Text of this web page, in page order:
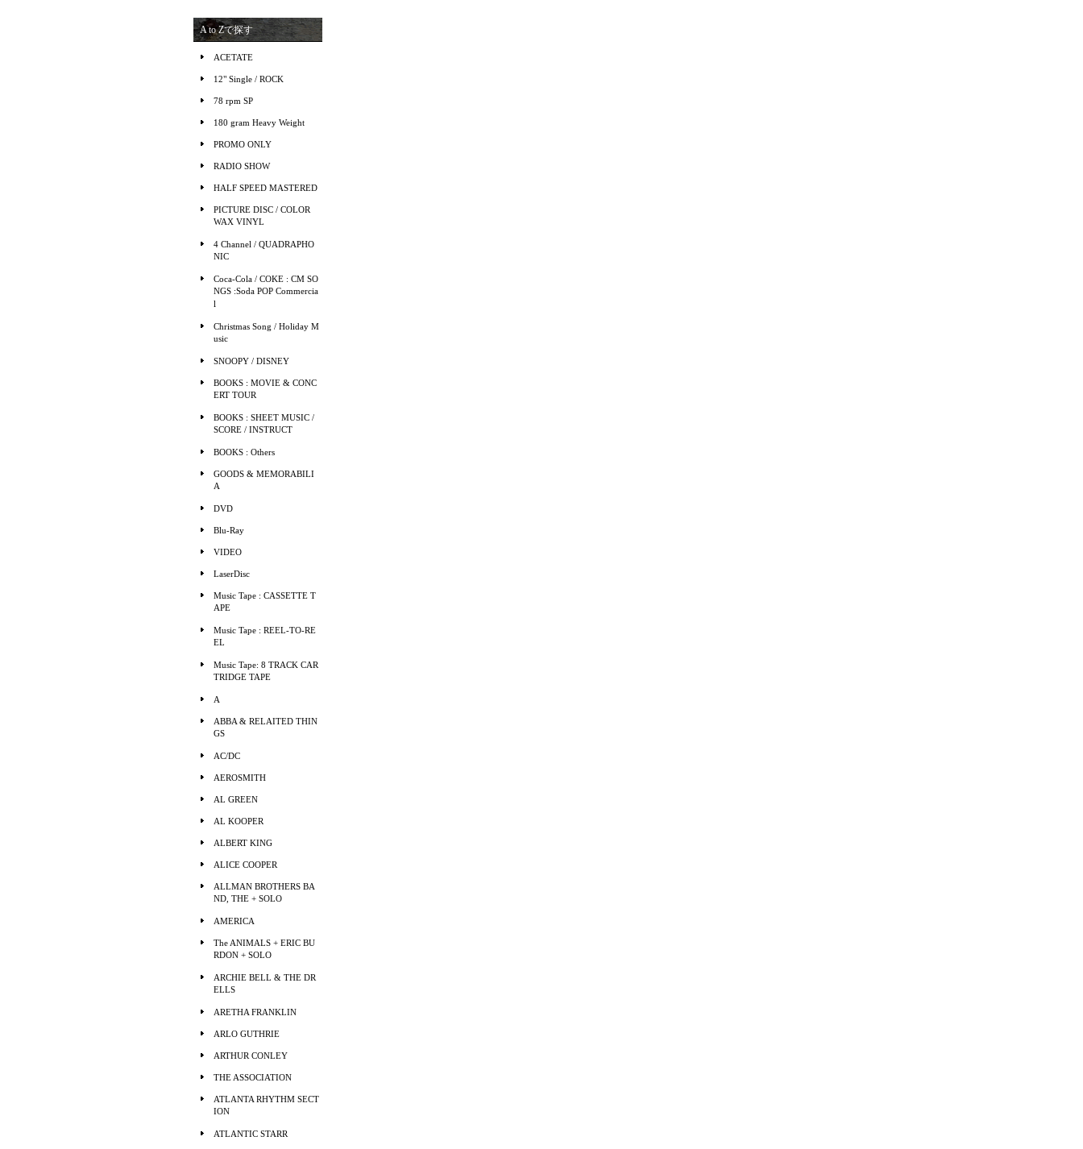
A to Zで探す
ACETATE
12" Single / ROCK
78 rpm SP
180 gram Heavy Weight
PROMO ONLY
RADIO SHOW
HALF SPEED MASTERED
PICTURE DISC / COLOR
WAX VINYL
4 Channel / QUADRAPHO
NIC
Coca-Cola / COKE : CM SO
NGS :Soda POP Commercia
l
Christmas Song / Holiday M
usic
SNOOPY / DISNEY
BOOKS : MOVIE & CONC
ERT TOUR
BOOKS : SHEET MUSIC /
SCORE / INSTRUCT
BOOKS : Others
GOODS & MEMORABILI
A
DVD
Blu-Ray
VIDEO
LaserDisc
Music Tape : CASSETTE T
APE
Music Tape : REEL-TO-RE
EL
Music Tape: 8 TRACK CAR
TRIDGE TAPE
A
ABBA & RELAITED THIN
GS
AC/DC
AEROSMITH
AL GREEN
AL KOOPER
ALBERT KING
ALICE COOPER
ALLMAN BROTHERS BA
ND, THE + SOLO
AMERICA
The ANIMALS + ERIC BU
RDON + SOLO
ARCHIE BELL & THE DR
ELLS
ARETHA FRANKLIN
ARLO GUTHRIE
ARTHUR CONLEY
THE ASSOCIATION
ATLANTA RHYTHM SECT
ION
ATLANTIC STARR